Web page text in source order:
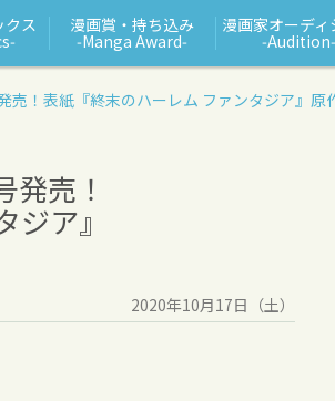
クス 漫画賞・持ち込み
‑Manga Award‑
漫画家オーディ
‑Audition‑
売！ 表紙『終末のハーレム ファンタジア』 原
発売！
ア』
2020年10月17日（土）